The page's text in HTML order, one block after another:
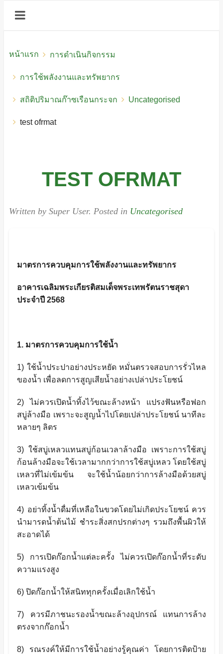
หน้าแรก การดำเนินกิจกรรม
การใช้พลังงานและทรัพยากร
สถิติปริมาณก๊าซเรือนกระจก Uncategorised
test ofrmat
TEST OFRMAT
Written by Super User. Posted in Uncategorised
มาตรการควบคุมการใช้พลังงานและทรัพยากร
อาคารเฉลิมพระเกียรติสมเด็จพระเทพรัตนราชสุดา
ประจำปี 2568
1. มาตรการควบคุมการใช้น้ำ
1) ใช้น้ำประปาอย่างประหยัด หมั่นตรวจสอบการรั่วไหล
ของน้ำ เพื่อลดการสูญเสียน้ำอย่างเปล่าประโยชน์
2)ไม่ควรเปิดน้ำทิ้งไว้ขณะล้างหน้า แปรงฟันหรือฟอก
สบู่ล้างมือ เพราะจะสูญน้ำไปโดยเปล่าประโยชน์ นาทีละ
หลายๆ ลิตร
3) ใช้สบู่เหลวแทนสบู่ก้อนเวลาล้างมือ เพราะการใช้สบู่
ก้อนล้างมือจะใช้เวลามากกว่าการใช้สบู่เหลว โดยใช้สบู่
เหลวที่ไม่เข้มข้น จะใช้น้ำน้อยกว่าการล้างมือด้วยสบู่
เหลวเข้มข้น
4) อย่าทิ้งน้ำดื่มที่เหลือในขวดโดยไม่เกิดประโยชน์ ควร
นำมารดน้ำต้นไม้ ชำระสิ่งสกปรกต่างๆ รวมถึงพื้นผิวให้
สะอาดได้
5) การเปิดก๊อกน้ำแต่ละครั้ง ไม่ควรเปิดก๊อกน้ำที่ระดับ
ความแรงสูง
6) ปิดก๊อกน้ำให้สนิททุกครั้งเมื่อเลิกใช้น้ำ
7) ควรมีภาชนะรองน้ำขณะล้างอุปกรณ์ แทนการล้าง
ตรงจากก๊อกน้ำ
8) รณรงค์ให้มีการใช้น้ำอย่างรู้คุณค่า โดยการติดป้าย